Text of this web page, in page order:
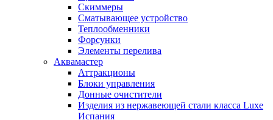
Скиммеры
Сматывающее устройство
Теплообменники
Форсунки
Элементы перелива
Аквамастер
Аттракционы
Блоки управления
Донные очистители
Изделия из нержавеющей стали класса Luxe
Испания